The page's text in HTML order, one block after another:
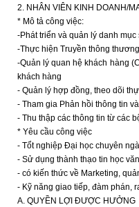
2. NHÂN VIÊN KINH DOANH/
* Mô tả công việc:
-Phát triển và quản lý danh
-Thực hiện Truyền thông
-Quản lý quan hệ khách hàng
khách hàng
- Quản lý hợp đồng, theo dõi
- Tham gia Phản hồi thông tin
- Thu thập các thông tin từ các
* Yêu cầu công việc
- Tổt nghiệp Đại học chuyên
- Sử dụng thành thạo tin học
- có kiến thức về Marketing,
- Kỹ năng giao tiếp, đàm phán,
A. QUYỀN LỢI ĐƯỢC HƯỞNG